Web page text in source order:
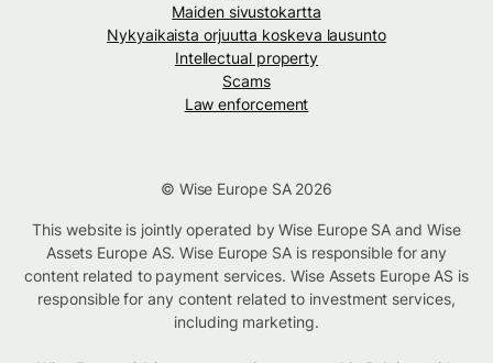
Maiden sivustokartta
Nykyaikaista orjuutta koskeva lausunto
Intellectual property
Scams
Law enforcement
© Wise Europe SA 2026
This website is jointly operated by Wise Europe SA and Wise
Assets Europe AS. Wise Europe SA is responsible for any
content related to payment services. Wise Assets Europe AS is
responsible for any content related to investment services,
including marketing.